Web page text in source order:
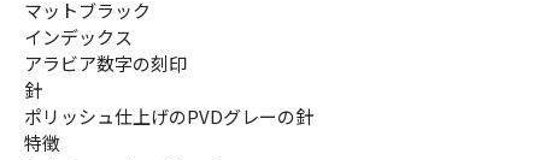
マットブラック
インデックス
アラビア数字の刻印
針
ポリッシュ仕上げのPVDグレーの針
特徴